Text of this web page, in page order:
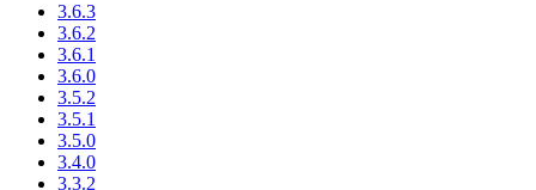
3.6.3
3.6.2
3.6.1
3.6.0
3.5.2
3.5.1
3.5.0
3.4.0
3.3.2